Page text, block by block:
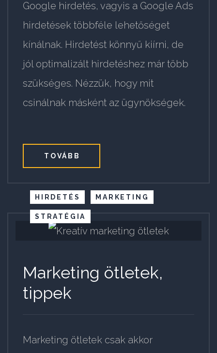
Google hirdetés, vagyis a Google Ads
hirdetések többféle lehetőséget
kínálnak. Hirdetést könnyű kiírni, de
jól optimalizált hirdetéshez már több
szükséges. Nézzük, hogy mit
csinálnak másként az ügynökségek.
TOVÁBB
HIRDETÉS MARKETING
STRATÉGIA
Marketing ötletek,
tippek
Marketing ötletek csak akkor